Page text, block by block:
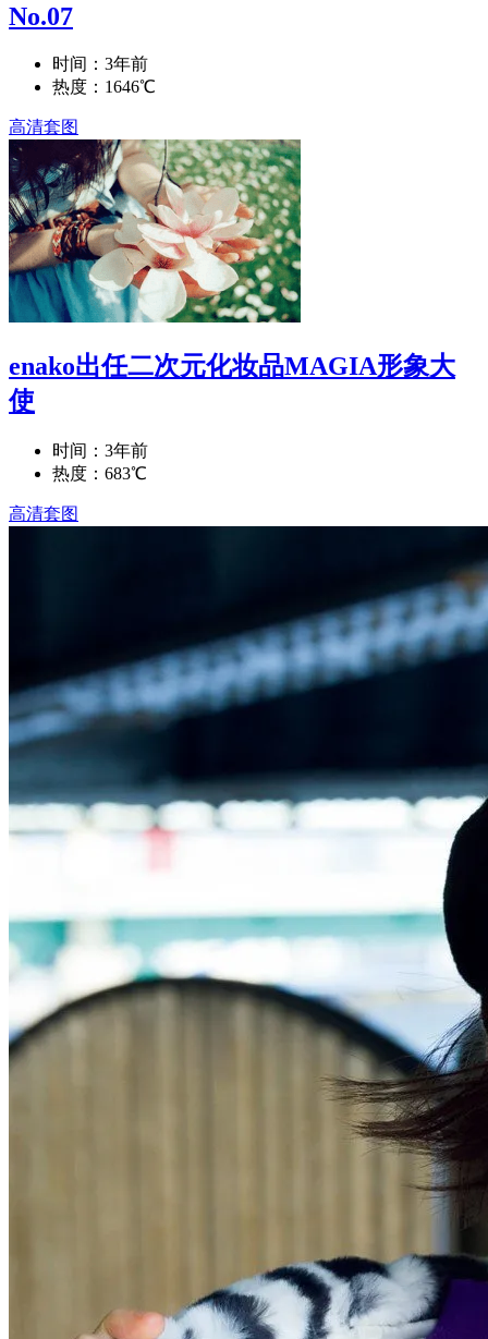
No.07
时间：3年前
热度：1646℃
高清套图
enako出任二次元化妆品MAGIA形象大
使
时间：3年前
热度：683℃
高清套图